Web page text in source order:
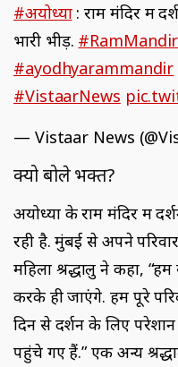
#अयोध्या: राम मंदिर में
भारी भीड़. #RamMandir
#ayodhyarammandir
#VistaarNews
— Vistaar News
क्यो बोले भक्त?
अयोध्या के राम मंदिर में
रही है. मुंबई से अपने
महिला श्रद्धालु ने कहा,
करके ही जाएंगे. हम पूरे
दिन से दर्शन के लिए
पहुंचे गए हैं.” एक अन्य